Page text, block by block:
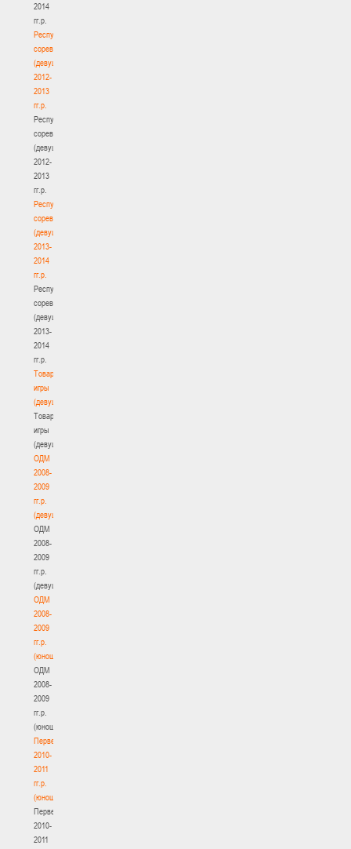
2014
гг.р.
Республиканские
соревнования
(девушки)
2012-
2013
гг.р.
Республиканские
соревнования
(девушки)
2012-
2013
гг.р.
Республиканские
соревнования
(девушки)
2013-
2014
гг.р.
Республиканские
соревнования
(девушки)
2013-
2014
гг.р.
Товарищеские
игры
(девушки)
Товарищеские
игры
(девушки)
ОДМ
2008-
2009
гг.р.
(девушки)
ОДМ
2008-
2009
гг.р.
(девушки)
ОДМ
2008-
2009
гг.р.
(юноши)
ОДМ
2008-
2009
гг.р.
(юноши)
Первенство
2010-
2011
гг.р.
(юноши)
Первенство
2010-
2011